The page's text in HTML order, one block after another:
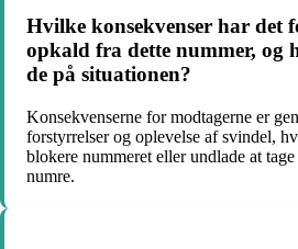
Hvilke konsekvenser har det
opkald fra dette nummer, og
de på situationen?
Konsekvenserne for modtagerne er
forstyrrelser og oplevelse af svindel,
blokere nummeret eller undlade at
numre.